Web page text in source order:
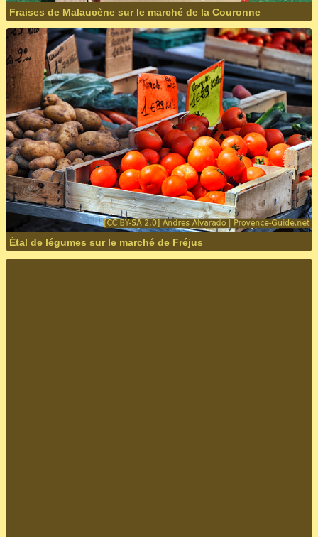
Fraises de Malaucène sur le marché de la Couronne
Étal de légumes sur le marché de Fréjus